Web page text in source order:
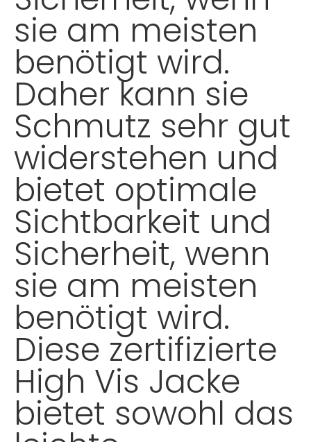
sie am meisten
benötigt wird.
Daher kann sie
Schmutz sehr gut
widerstehen und
bietet optimale
Sichtbarkeit und
Sicherheit, wenn
sie am meisten
benötigt wird.
Diese zertifizierte
High Vis Jacke
bietet sowohl das